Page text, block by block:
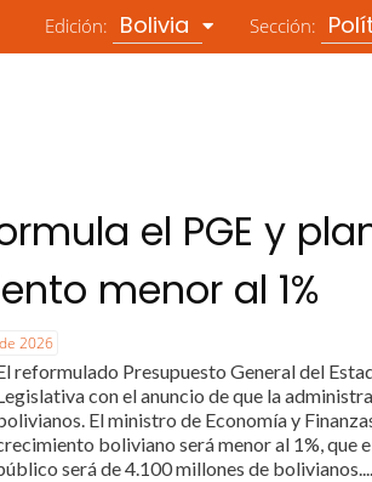
Edición: Bolivia Sección:
el PGE y
menor al 1%
2026
reformulado Presupuesto General del
con el anuncio de que la
El ministro de Economía y
boliviano será menor al 1%, que
será de 4.100 millones de bolivianos....